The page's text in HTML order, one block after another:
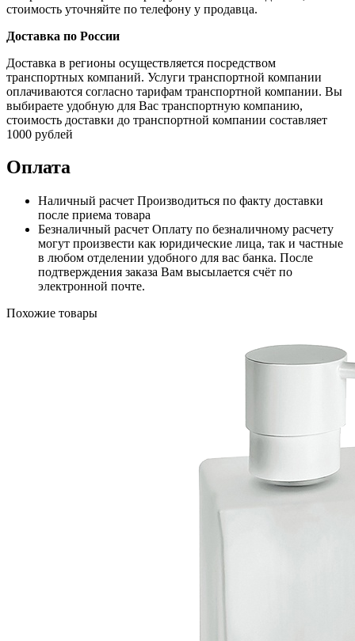
стоимость уточняйте по телефону у продавца.
Доставка по России
Доставка в регионы осуществляется посредством
транспортных компаний. Услуги транспортной компании
оплачиваются согласно тарифам транспортной компании. Вы
выбираете удобную для Вас транспортную компанию,
стоимость доставки до транспортной компании составляет
1000 рублей
Оплата
Наличный расчет Производиться по факту доставки
после приема товара
Безналичный расчет Оплату по безналичному расчету
могут произвести как юридические лица, так и частные
в любом отделении удобного для вас банка. После
подтверждения заказа Вам высылается счёт по
электронной почте.
Похожие товары